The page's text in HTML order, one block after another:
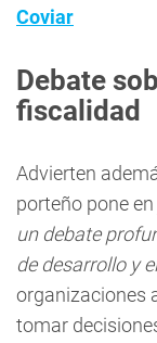
Coviar
Debate
fiscalidad
Advierten
porteño pone en
un debate
de desarrollo y
organizaciones
tomar